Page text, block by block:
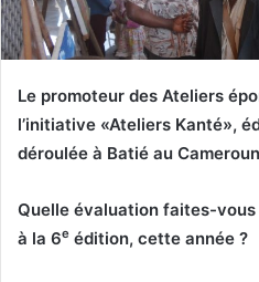
Le promoteur des Ateliers
l’initiative «Ateliers Kanté»,
déroulée à Batié au
Quelle évaluation faites-
à la 6e édition, cette année ?